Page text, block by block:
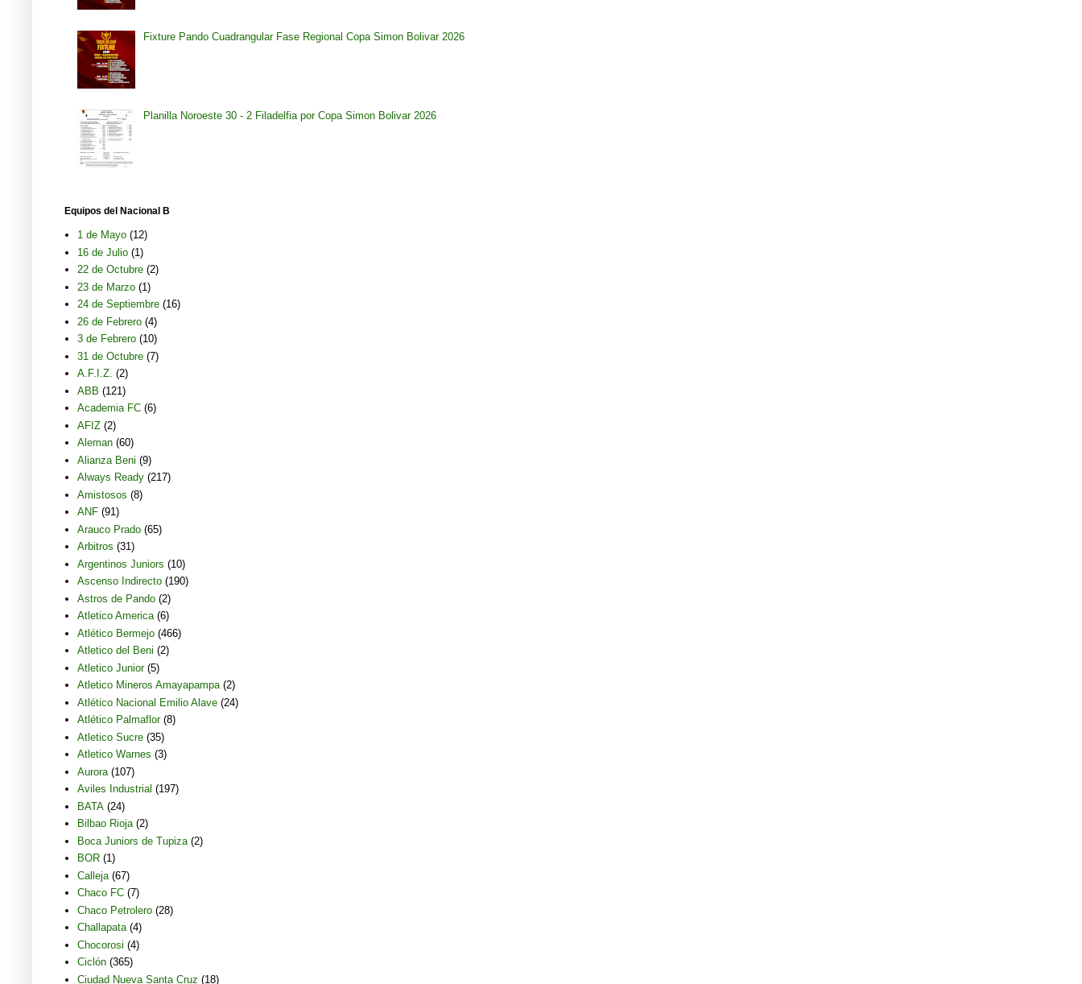
Fixture Pando Cuadrangular Fase Regional Copa Simon Bolivar 2026
Planilla Noroeste 30 - 2 Filadelfia por Copa Simon Bolivar 2026
Equipos del Nacional B
1 de Mayo (12)
16 de Julio (1)
22 de Octubre (2)
23 de Marzo (1)
24 de Septiembre (16)
26 de Febrero (4)
3 de Febrero (10)
31 de Octubre (7)
A.F.I.Z. (2)
ABB (121)
Academia FC (6)
AFIZ (2)
Aleman (60)
Alianza Beni (9)
Always Ready (217)
Amistosos (8)
ANF (91)
Arauco Prado (65)
Arbitros (31)
Argentinos Juniors (10)
Ascenso Indirecto (190)
Astros de Pando (2)
Atletico America (6)
Atlético Bermejo (466)
Atletico del Beni (2)
Atletico Junior (5)
Atletico Mineros Amayapampa (2)
Atlético Nacional Emilio Alave (24)
Atlético Palmaflor (8)
Atletico Sucre (35)
Atletico Warnes (3)
Aurora (107)
Aviles Industrial (197)
BATA (24)
Bilbao Rioja (2)
Boca Juniors de Tupiza (2)
BOR (1)
Calleja (67)
Chaco FC (7)
Chaco Petrolero (28)
Challapata (4)
Chocorosi (4)
Ciclón (365)
Ciudad Nueva Santa Cruz (18)